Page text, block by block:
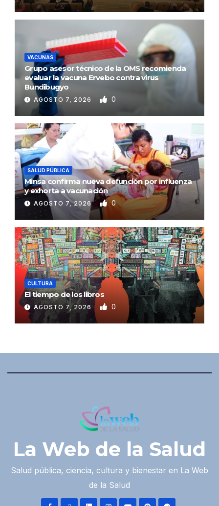
VACUNAS
Grupo asesor técnico de la OMS recomienda
evaluar la vacuna Ervebo contra virus
Bundibugyo
AGOSTO 7, 2026 0
SALUD PÚBLICA
Minsa confirma nueva defunción por influenza
y exhorta a vacunación
AGOSTO 7, 2026 0
CULTURA
El tiempo de los libros
AGOSTO 7, 2026 0
La Web de la Salud
Salud pública, ciencia, cultura y bienestar en La Web
de la Salud